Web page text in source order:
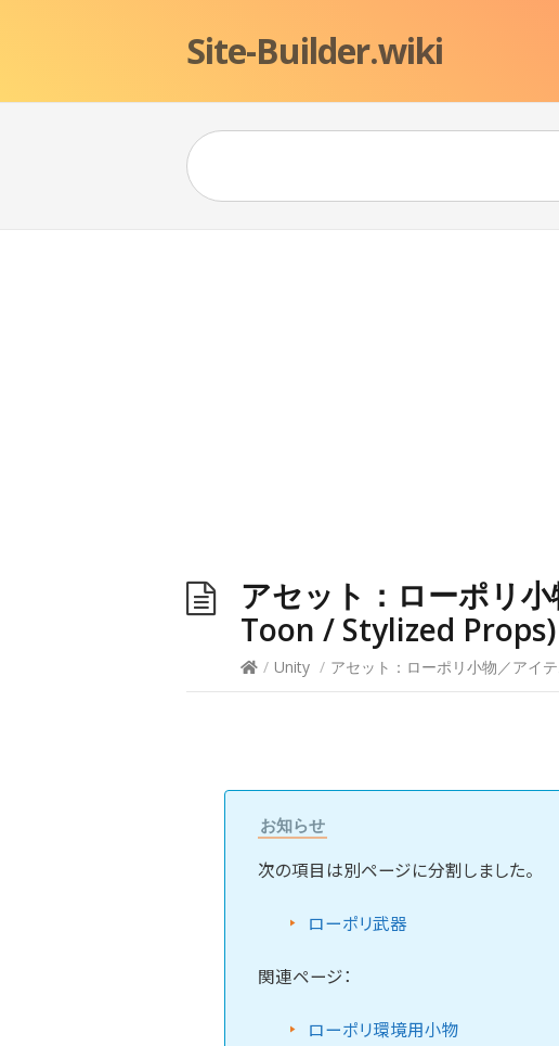
Site-Builder.wiki
アセット：ローポリ
Toon / Stylized Props)
/ Unity / アセット：ローポリ小物／アイ
お知らせ
次の項目は別ページに分割しました。
ローポリ武器
関連ページ：
ローポリ環境用小物